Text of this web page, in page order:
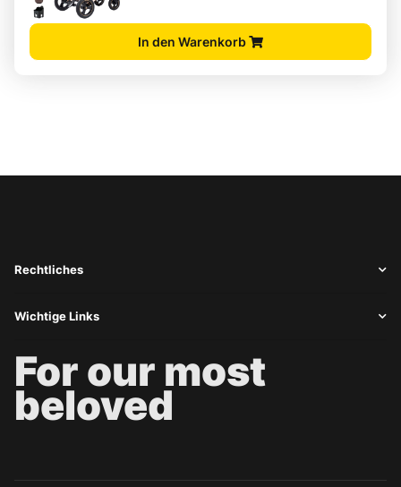
In den Warenkorb
Rechtliches
Wichtige Links
For our most
beloved